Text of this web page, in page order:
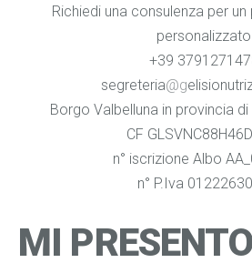
Richiedi una consulenza per
personalizzato
+39
segreteria@g
Borgo Valbelluna in provincia
CF
n° iscrizione Albo
n° P.Iva
MI PRESENTO